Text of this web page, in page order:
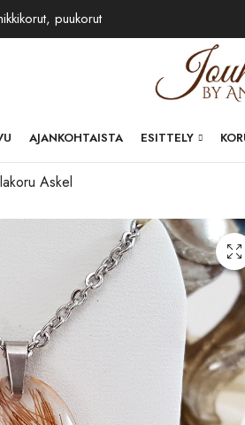
puukorut
AJANKOHTAISTA ESITTELY
Askel